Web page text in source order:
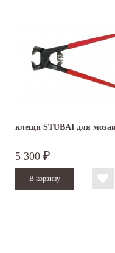
клещи STUBAI для
5 300 ₽